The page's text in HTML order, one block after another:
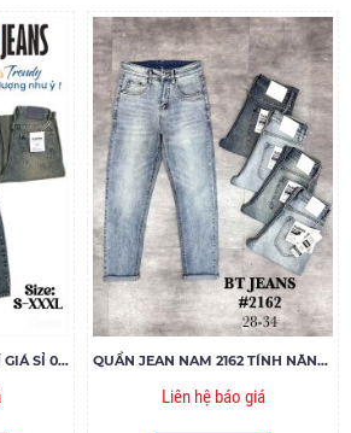
QUẦN JEAN NAM ỐNG BÍ GIÁ SỈ 001 QUẦN JEAN NAM 2162 TÍNH NĂNG LÀM MÁT COOLMAX
Liên hệ báo giá